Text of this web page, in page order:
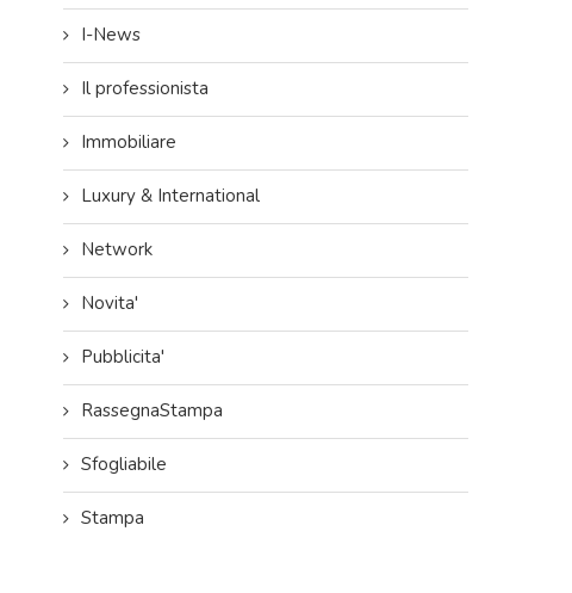
I-News
Il professionista
Immobiliare
Luxury & International
Network
Novita'
Pubblicita'
RassegnaStampa
Sfogliabile
Stampa